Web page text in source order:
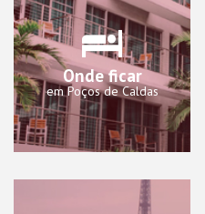
Onde ficar
em Poços de Caldas